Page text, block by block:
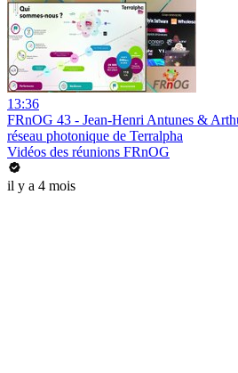
13:36
FRnOG 43 - Jean-Henri Antunes &
réseau photonique de Terralpha
Vidéos des réunions FRnOG
il y a 4 mois